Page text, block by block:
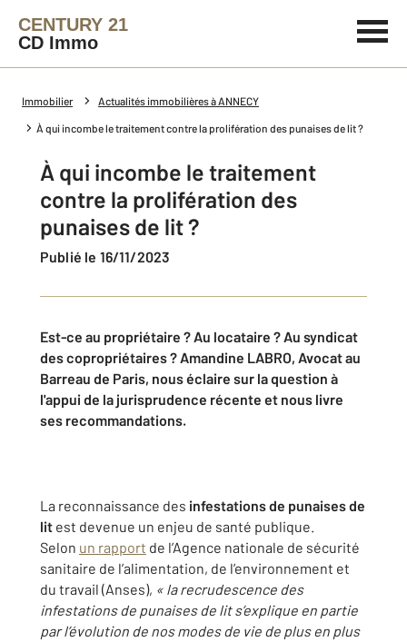
CENTURY 21
CD Immo
Immobilier Actualités immobilières à ANNECY
À qui incombe le traitement contre la prolifération des punaises de lit ?
À qui incombe le traitement
contre la prolifération des
punaises de lit ?
Publié le 16/11/2023
Est-ce au propriétaire ? Au locataire ? Au syndicat
des copropriétaires ? Amandine LABRO, Avocat au
Barreau de Paris, nous éclaire sur la question à
l'appui de la jurisprudence récente et nous livre
ses recommandations.
La reconnaissance des infestations de punaises de
lit est devenue un enjeu de santé publique.
Selon un rapport de l’Agence nationale de sécurité
sanitaire de l’alimentation, de l’environnement et
du travail (Anses), « la recrudescence des
infestations de punaises de lit s’explique en partie
par l’évolution de nos modes de vie de plus en plus